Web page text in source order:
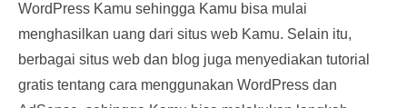
WordPress Kamu sehingga Kamu bisa mulai
menghasilkan uang dari situs web Kamu. Selain itu,
berbagai situs web dan blog juga menyediakan tutorial
gratis tentang cara menggunakan WordPress dan